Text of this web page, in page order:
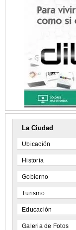
La Ciudad
Ubicación
Historia
Gobierno
Turismo
Educación
Galeria de Fotos